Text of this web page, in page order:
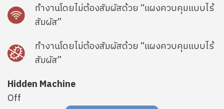
SVG
ทำงานโดยไม่ต้องสัมผัสด้วย “แผงควบคุมแบบไร้
สัมผัส”
SVG
ทำงานโดยไม่ต้องสัมผัสด้วย “แผงควบคุมแบบไร้
สัมผัส”
Hidden Machine
Off